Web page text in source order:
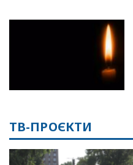
ТВ-ПРОЄКТИ